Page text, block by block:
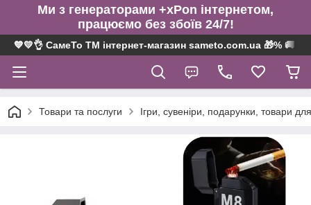
Ми з генераторами +xPon інтернетом,
працюємо без збоїв 24/7!
💙💛👌 СамеТо ТМ інтернет-магазин sameto.com.ua 🎁% 🚚 ⤵
Товари та послуги Ігри, сувеніри, подарунки, товари